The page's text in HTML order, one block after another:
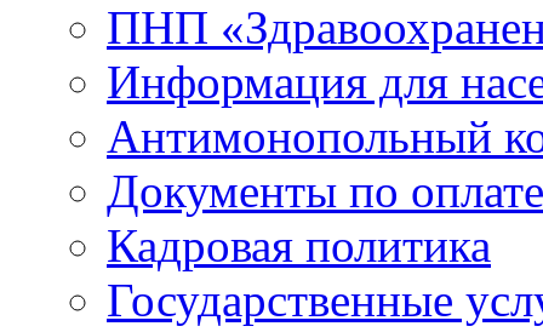
ПНП
Информация для
Антимонопольный
Документы по
Кадровая политика
Государственные